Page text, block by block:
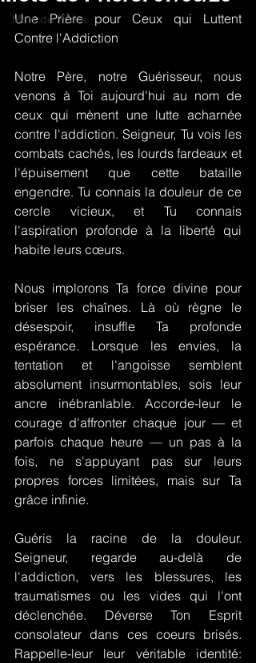
Mots de Prière
Une Prière pour Ceux qui Luttent
Contre l'Addiction
Notre Père, notre Guérisseur, nous
venons à Toi aujourd'hui au nom de
ceux qui mènent une lutte acharnée
contre l'addiction. Seigneur, Tu vois les
combats cachés, les lourds fardeaux et
l'épuisement que cette bataille
engendre. Tu connais la douleur de ce
cercle vicieux, et Tu connais
l'aspiration profonde à la liberté qui
habite leurs cœurs.
Nous implorons Ta force divine pour
briser les chaînes. Là où règne le
désespoir, insuffle Ta profonde
espérance. Lorsque les envies, la
tentation et l'angoisse semblent
absolument insurmontables, sois leur
ancre inébranlable. Accorde-leur le
courage d'affronter chaque jour — et
parfois chaque heure — un pas à la
fois, ne s'appuyant pas sur leurs
propres forces limitées, mais sur Ta
grâce infinie.
Guéris la racine de la douleur.
Seigneur, regarde au-delà de
l'addiction, vers les blessures, les
traumatismes ou les vides qui l'ont
déclenchée. Déverse Ton Esprit
consolateur dans ces coeurs brisés.
Rappelle-leur leur véritable identité: